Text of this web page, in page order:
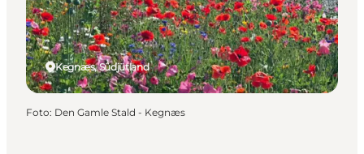
Plane deine Reise
Booking
Kegnæs, Südjütland
Foto: Den Gamle Stald - Kegnæs